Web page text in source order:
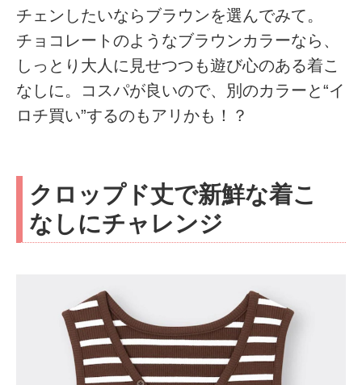
チェンしたいならブラウンを選んでみて。
チョコレートのようなブラウンカラーなら、
しっとり大人に見せつつも遊び心のある着こ
なしに。コスパが良いので、別のカラーと“イ
ロチ買い”するのもアリかも！？
クロップド丈で新鮮な着こ
なしにチャレンジ